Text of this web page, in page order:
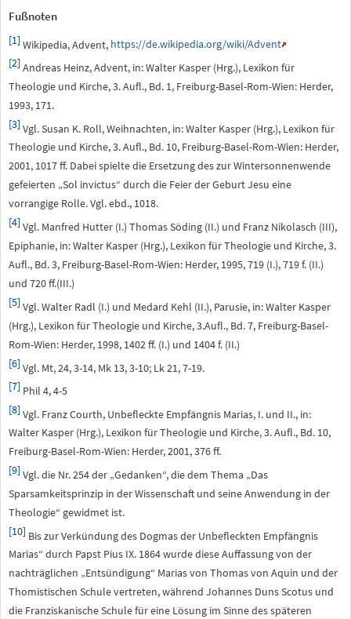
Fußnoten
[1] Wikipedia, Advent, https://de.wikipedia.org/wiki/Advent
[2] Andreas Heinz, Advent, in: Walter Kasper (Hrg.), Lexikon für
Theologie und Kirche, 3. Aufl., Bd. 1, Freiburg-Basel-Rom-Wien: Herder,
1993, 171.
[3] Vgl. Susan K. Roll, Weihnachten, in: Walter Kasper (Hrg.), Lexikon für
Theologie und Kirche, 3. Aufl., Bd. 10, Freiburg-Basel-Rom-Wien: Herder,
2001, 1017 ff. Dabei spielte die Ersetzung des zur Wintersonnenwende
gefeierten „Sol invictus“ durch die Feier der Geburt Jesu eine
vorrangige Rolle. Vgl. ebd., 1018.
[4] Vgl. Manfred Hutter (I.) Thomas Söding (II.) und Franz Nikolasch (III),
Epiphanie, in: Walter Kasper (Hrg.), Lexikon für Theologie und Kirche, 3.
Aufl., Bd. 3, Freiburg-Basel-Rom-Wien: Herder, 1995, 719 (I.), 719 f. (II.)
und 720 ff.(III.)
[5] Vgl. Walter Radl (I.) und Medard Kehl (II.), Parusie, in: Walter Kasper
(Hrg.), Lexikon für Theologie und Kirche, 3.Aufl., Bd. 7, Freiburg-Basel-
Rom-Wien: Herder, 1998, 1402 ff. (I.) und 1404 f. (II.)
[6] Vgl. Mt, 24, 3-14, Mk 13, 3-10; Lk 21, 7-19.
[7] Phil 4, 4-5
[8] Vgl. Franz Courth, Unbefleckte Empfängnis Marias, I. und II., in:
Walter Kasper (Hrg.), Lexikon für Theologie und Kirche, 3. Aufl., Bd. 10,
Freiburg-Basel-Rom-Wien: Herder, 2001, 376 ff.
[9] Vgl. die Nr. 254 der „Gedanken“, die dem Thema „Das
Sparsamkeitsprinzip in der Wissenschaft und seine Anwendung in der
Theologie“ gewidmet ist.
[10] Bis zur Verkündung des Dogmas der Unbefleckten Empfängnis
Marias“ durch Papst Pius IX. 1864 wurde diese Auffassung von der
nachträglichen „Entsündigung“ Marias von Thomas von Aquin und der
Thomistischen Schule vertreten, während Johannes Duns Scotus und
die Franziskanische Schule für eine Lösung im Sinne des späteren